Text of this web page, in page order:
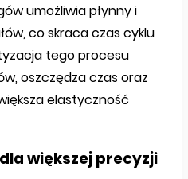
umożliwia płynny i
co skraca czas cyklu
tego procesu
oszczędza czas oraz
elastyczność
większej precyzji